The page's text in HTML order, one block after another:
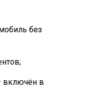
без
включён в